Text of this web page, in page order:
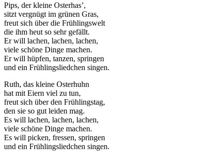
Pips, der kleine Osterhas’,
sitzt vergnügt im grünen Gras,
freut sich über die Frühlingswelt
die ihm heut so sehr gefällt.
Er will lachen, lachen, lachen,
viele schöne Dinge machen.
Er will hüpfen, tanzen, springen
und ein Frühlingsliedchen singen.
Ruth, das kleine Osterhuhn
hat mit Eiern viel zu tun,
freut sich über den Frühlingstag,
den sie so gut leiden mag.
Es will lachen, lachen, lachen,
viele schöne Dinge machen.
Es will picken, fressen, springen
und ein Frühlingsliedchen singen.